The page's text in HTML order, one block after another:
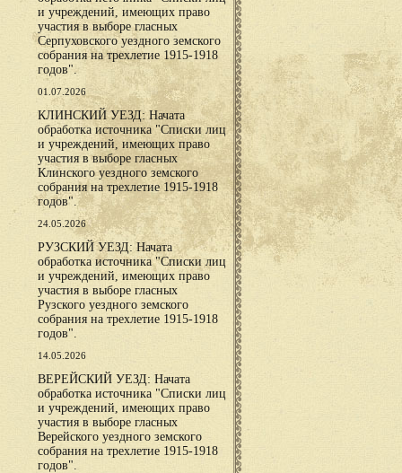
и учреждений, имеющих право
участия в выборе гласных
Серпуховского уездного земского
собрания на трехлетие 1915-1918
годов".
01.07.2026
КЛИНСКИЙ УЕЗД: Начата
обработка источника "Списки лиц
и учреждений, имеющих право
участия в выборе гласных
Клинского уездного земского
собрания на трехлетие 1915-1918
годов".
24.05.2026
РУЗСКИЙ УЕЗД: Начата
обработка источника "Списки лиц
и учреждений, имеющих право
участия в выборе гласных
Рузского уездного земского
собрания на трехлетие 1915-1918
годов".
14.05.2026
ВЕРЕЙСКИЙ УЕЗД: Начата
обработка источника "Списки лиц
и учреждений, имеющих право
участия в выборе гласных
Верейского уездного земского
собрания на трехлетие 1915-1918
годов".